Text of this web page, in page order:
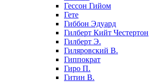
Гессон Гийом
Гете
Гиббон Эдуард
Гилберт Кийт Честертон
Гилберт Э.
Гиляровский В.
Гиппократ
Гиро П.
Гитин В.